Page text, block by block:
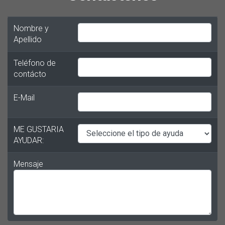
Nombre y
Apellido
Teléfono de
contácto
E-Mail
ME GUSTARIA
AYUDAR:
Mensaje